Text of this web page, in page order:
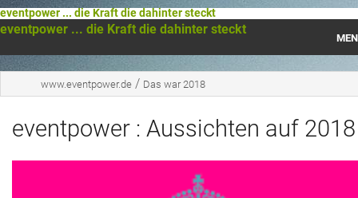
eventpower ... die Kraft die dahinter steckt
eventpower ... die Kraft die dahinter steckt
Startseite
www.eventpower.de / Das war 2018
eventpower : Aussichten auf 2018